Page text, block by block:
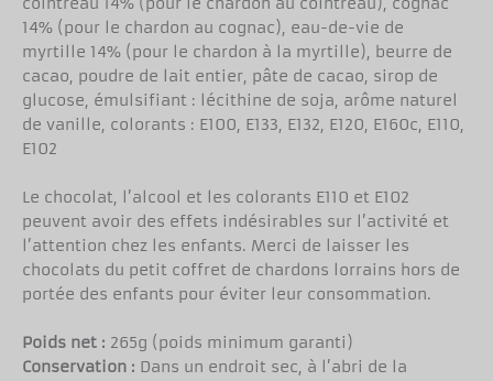
cointreau 14% (pour le chardon au cointreau), cognac
14% (pour le chardon au cognac), eau-de-vie de
myrtille 14% (pour le chardon à la myrtille), beurre de
cacao, poudre de lait entier, pâte de cacao, sirop de
glucose, émulsifiant : lécithine de soja, arôme naturel
de vanille, colorants : E100, E133, E132, E120, E160c, E110,
E102
Le chocolat, l’alcool et les colorants E110 et E102
peuvent avoir des effets indésirables sur l’activité et
l’attention chez les enfants. Merci de laisser les
chocolats du petit coffret de chardons lorrains hors de
portée des enfants pour éviter leur consommation.
Poids net : 265g (poids minimum garanti)
Conservation : Dans un endroit sec, à l’abri de la